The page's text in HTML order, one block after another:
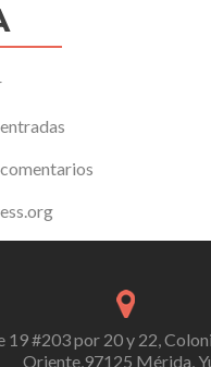
19 #203 por 20 y 22,
Oriente,97125 Mérida,